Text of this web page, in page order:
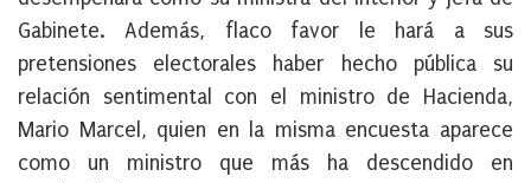
Gabinete. Además, flaco favor le hará a sus
pretensiones electorales haber hecho pública su
relación sentimental con el ministro de Hacienda,
Mario Marcel, quien en la misma encuesta aparece
como un ministro que más ha descendido en